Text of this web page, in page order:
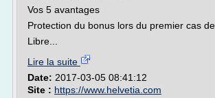
Vos 5 avantages
Protection du bonus lors du premier cas
Libre...
Lire la suite
Date: 2017-03-05 08:41:12
Site : https://www.helvetia.com